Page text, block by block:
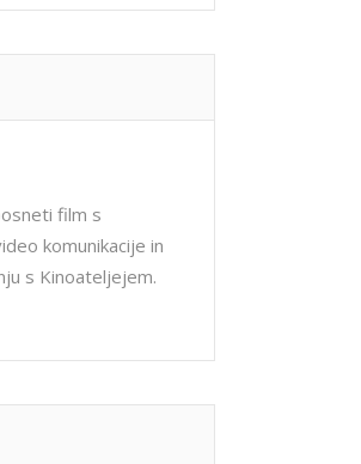
film s
komunikacije in
s Kinoateljejem.